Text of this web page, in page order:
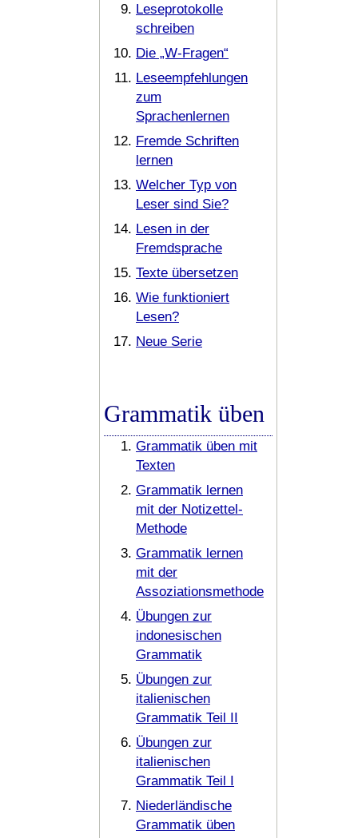
Leseprotokolle
schreiben
Die „W-Fragen“
Leseempfehlungen
zum
Sprachenlernen
Fremde Schriften
lernen
Welcher Typ von
Leser sind Sie?
Lesen in der
Fremdsprache
Texte übersetzen
Wie funktioniert
Lesen?
Neue Serie
Grammatik üben
Grammatik üben mit
Texten
Grammatik lernen
mit der Notizettel-
Methode
Grammatik lernen
mit der
Assoziationsmethode
Übungen zur
indonesischen
Grammatik
Übungen zur
italienischen
Grammatik Teil II
Übungen zur
italienischen
Grammatik Teil I
Niederländische
Grammatik üben